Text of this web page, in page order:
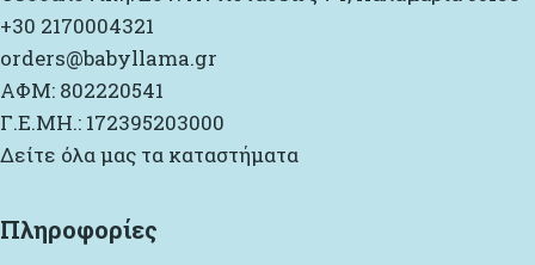
+30 2170004321
orders@babyllama.gr
ΑΦΜ: 802220541
Γ.Ε.ΜΗ.: 172395203000
Δείτε όλα μας τα καταστήματα
Πληροφορίες